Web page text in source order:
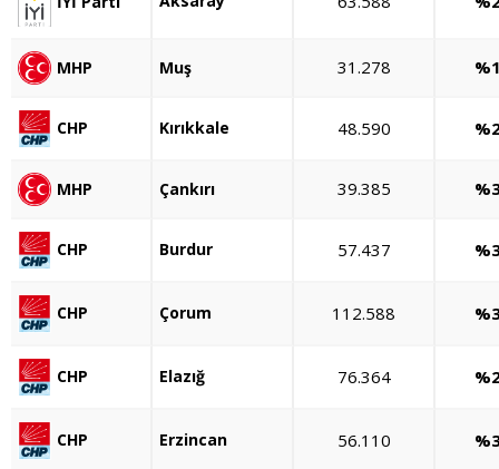
MHP Muş 31.278
CHP Kırıkkale 48.590
MHP Çankırı 39.385
CHP Burdur 57.437
CHP Çorum 112.588
CHP Elazığ 76.364
CHP Erzincan 56.110